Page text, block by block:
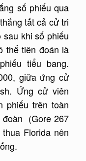
số phiếu qua
tất cả cử tri
khi số phiếu
thể tiên đoán là
tiểu bang.
giữa ứng cử
Ứng cử viên
phiếu trên toàn
đoàn (Gore 267
Florida nên